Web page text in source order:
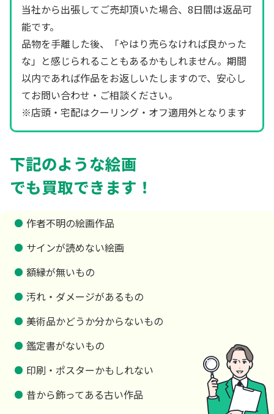
当社から出張してご売却頂いた場合、8日間は返品可
能です。
品物を手離した後、「やはり売らなければ良かった
な」と感じられることもあるかもしれません。期間
以内であれば作品をお返しいたしますので、安心し
てお問い合わせ・ご相談ください。
※店頭・宅配はクーリング・オフ適用外となります
下記のような絵画
でも買取できます！
作者不明の絵画作品
サインが読めない絵画
額縁が無いもの
汚れ・ダメージがあるもの
美術品かどうか分からないもの
鑑定書がないもの
印刷・ポスターかもしれない
昔から飾ってある古い作品